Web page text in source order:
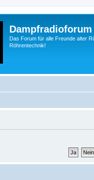
Dampfradioforum
Das Forum für alle Freunde alter
Röhrentechnik!